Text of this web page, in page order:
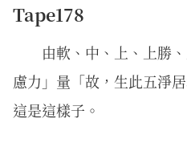
Tape178
由軟、中、上、上勝
慮力」量「故，生此五淨
這是這樣子。